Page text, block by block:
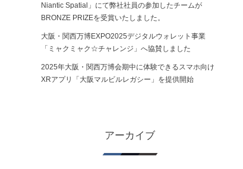
Niantic Spatial」にて弊社社員の参加したチームが
BRONZE PRIZEを受賞いたしました。
大阪・関西万博EXPO2025デジタルウォレット事業
「ミャクミャク☆チャレンジ」へ協賛しました
2025年大阪・関西万博会期中に体験できるスマホ向け
XRアプリ「大阪マルビルレガシー」を提供開始
アーカイブ